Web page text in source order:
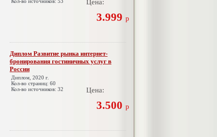
Цена:
3.999 р
Диплом Развитие рынка интернет-
бронирования гостиничных услуг в
России
Диплом, 2020 г.
Кол-во страниц: 60
Кол-во источников: 32
Цена:
3.500 р